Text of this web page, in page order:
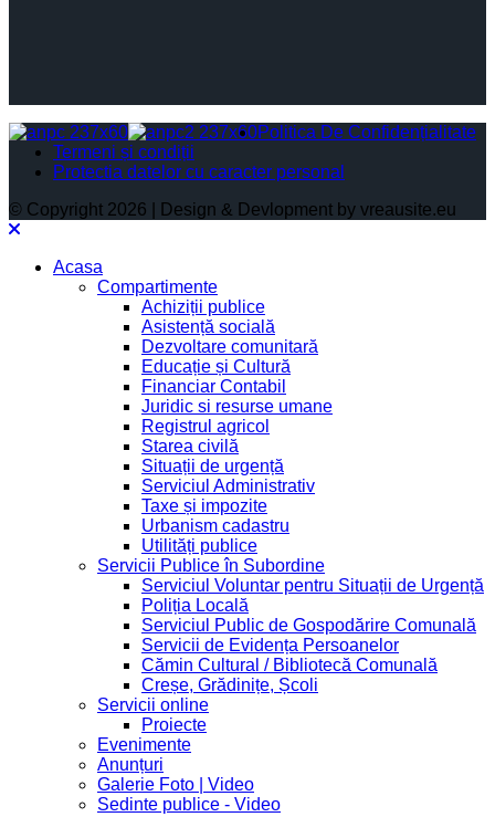
Politica De Confidențialitate
Termeni și condiții
Protectia datelor cu caracter personal
© Copyright 2026 | Design & Devlopment by vreausite.eu
Acasa
Compartimente
Achiziții publice
Asistență socială
Dezvoltare comunitară
Educație și Cultură
Financiar Contabil
Juridic si resurse umane
Registrul agricol
Starea civilă
Situații de urgență
Serviciul Administrativ
Taxe și impozite
Urbanism cadastru
Utilități publice
Servicii Publice în Subordine
Serviciul Voluntar pentru Situații de Urgență
Poliția Locală
Serviciul Public de Gospodărire Comunală
Servicii de Evidența Persoanelor
Cămin Cultural / Bibliotecă Comunală
Creșe, Grădinițe, Școli
Servicii online
Proiecte
Evenimente
Anunțuri
Galerie Foto | Video
Sedinte publice - Video